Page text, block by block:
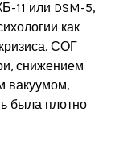
11 или DSM-5,
как
СОГ
снижением
вакуумом,
была плотно